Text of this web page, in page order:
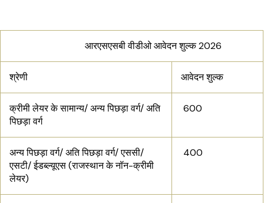
आरएसएसबी वीडीओ आवेदन शुल्क 2026
श्रेणी आवेदन शुल्क
क्रीमी लेयर के सामान्य/ अन्य पिछड़ा वर्ग/ अति
पिछड़ा वर्ग
₹ 600
अन्य पिछड़ा वर्ग/ अति पिछड़ा वर्ग/ एससी/
एसटी/ ईडब्ल्यूएस (राजस्थान के नॉन-क्रीमी
लेयर)
₹ 400